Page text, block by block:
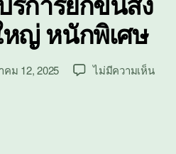
ญ่ หนักพิเศษ
คม 12, 2025 ไม่มีความเห็นบน